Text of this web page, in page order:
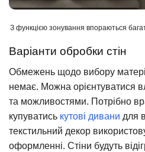
З функцією зонування впораються
Варіанти обробки стін
Обмежень щодо вибору
немає. Можна орієнтуватися
та можливостями. Потрібно
купуватись кутові дивани для
текстильний декор
оформленні. Стіни будуть